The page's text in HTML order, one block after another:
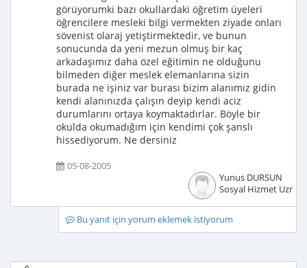
görüyorumki bazı okullardaki öğretim üyeleri
öğrencilere mesleki bilgi vermekten ziyade onları
sövenist olaraj yetiştirmektedir, ve bunun
sonucunda da yeni mezun olmuş bir kaç
arkadaşımız daha özel eğitimin ne olduğunu
bilmeden diğer meslek elemanlarına sizin
burada ne işiniz var burası bizim alanımız gidin
kendi alanınızda çalışın deyip kendi aciz
durumlarını ortaya koymaktadırlar. Böyle bir
okulda okumadığım için kendimi çok şanslı
hissediyorum. Ne dersiniz
05-08-2005
Yunus DURSUN
Sosyal Hizmet
Bu yanıt için yorum eklemek istiyorum